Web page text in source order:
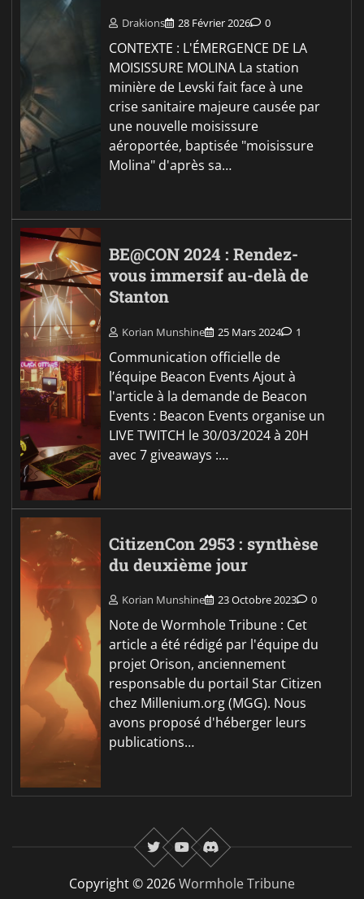
Drakions 28 Février 2026 0
CONTEXTE : L'ÉMERGENCE DE LA
MOISISSURE MOLINA La station
minière de Levski fait face à une
crise sanitaire majeure causée par
une nouvelle moisissure
aéroportée, baptisée "moisissure
Molina" d'après sa…
BE@CON 2024 : Rendez-
vous immersif au-delà de
Stanton
Korian Munshine 25 Mars 2024 1
Communication officielle de
l’équipe Beacon Events Ajout à
l'article à la demande de Beacon
Events : Beacon Events organise un
LIVE TWITCH le 30/03/2024 à 20H
avec 7 giveaways :…
CitizenCon 2953 : synthèse
du deuxième jour
Korian Munshine 23 Octobre 2023 0
Note de Wormhole Tribune : Cet
article a été rédigé par l'équipe du
projet Orison, anciennement
responsable du portail Star Citizen
chez Millenium.org (MGG). Nous
avons proposé d'héberger leurs
publications…
twitteryoutubeDiscord
Copyright © 2026Wormhole Tribune